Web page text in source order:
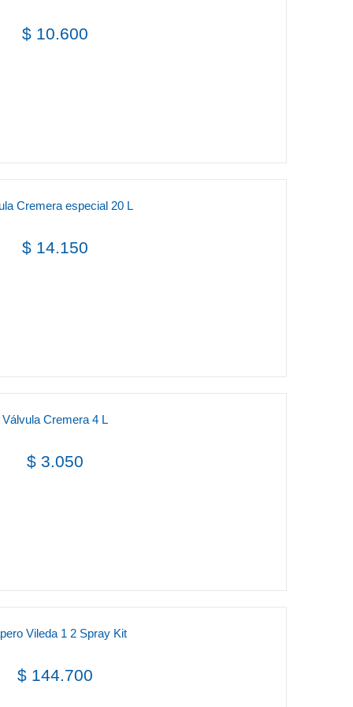
$ 10.600
Cremera especial 20 L
$ 14.150
Válvula Cremera 4 L
$ 3.050
Vileda 1 2 Spray Kit
$ 144.700